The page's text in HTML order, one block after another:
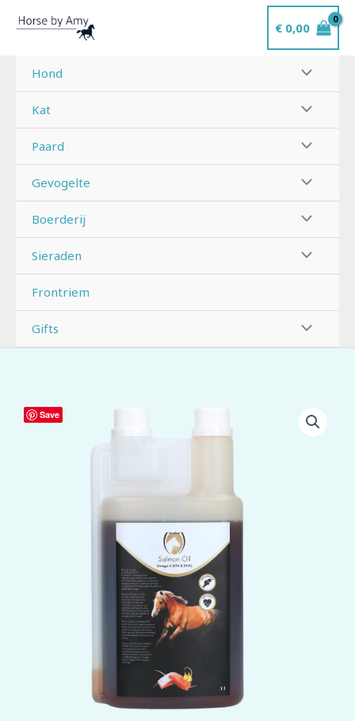
naar
inhoud
€0,00
Hond
Kat
Paard
Gevogelte
Boerderij
Sieraden
Frontriem
Gifts
Save
Excellent
Horse